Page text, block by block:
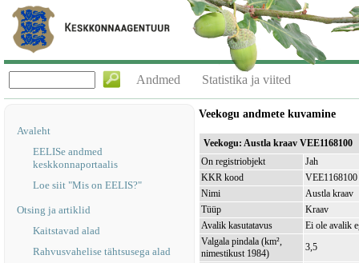
Andmed Statistika ja viited
Avaleht
EELISe andmed
keskkonnaportaalis
Loe siit "Mis on EELIS?"
Otsing ja artiklid
Kaitstavad alad
Rahvusvahelise tähtsusega alad
Veekogu andmete kuvamine
Veekogu: Austla kraav VEE1168100
On registriobjekt
Jah
KKR kood
VEE1168100
Nimi
Austla kraav
Tüüp
Kraav
Avalik kasutatavus
Ei ole avalik
Valgala pindala (km²,
nimestikust 1984)
3,5